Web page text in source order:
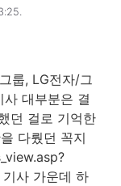
룹, LG전자/그
대부분은 결
던 걸로 기억한
다뤘던 꼭지
사 가운데 하